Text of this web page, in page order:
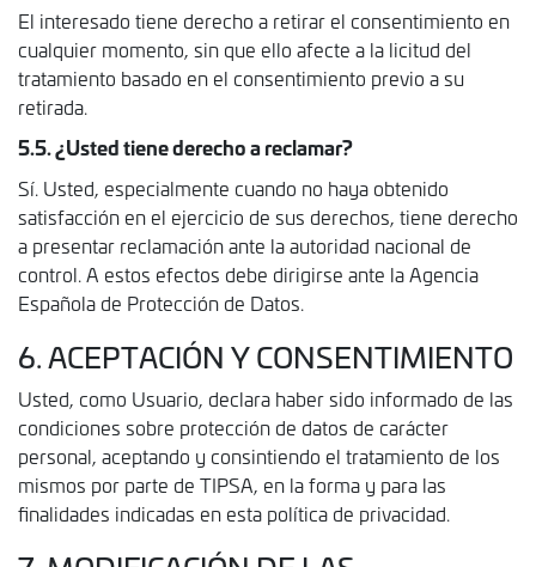
El interesado tiene derecho a retirar el consentimiento en
cualquier momento, sin que ello afecte a la licitud del
tratamiento basado en el consentimiento previo a su
retirada.
5.5. ¿Usted tiene derecho a reclamar?
Sí. Usted, especialmente cuando no haya obtenido
satisfacción en el ejercicio de sus derechos, tiene derecho
a presentar reclamación ante la autoridad nacional de
control. A estos efectos debe dirigirse ante la Agencia
Española de Protección de Datos.
6. ACEPTACIÓN Y CONSENTIMIENTO
Usted, como Usuario, declara haber sido informado de las
condiciones sobre protección de datos de carácter
personal, aceptando y consintiendo el tratamiento de los
mismos por parte de TIPSA, en la forma y para las
finalidades indicadas en esta política de privacidad.